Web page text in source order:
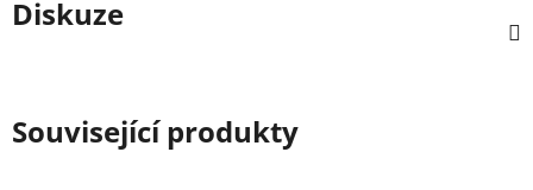
Diskuze
Související produkty